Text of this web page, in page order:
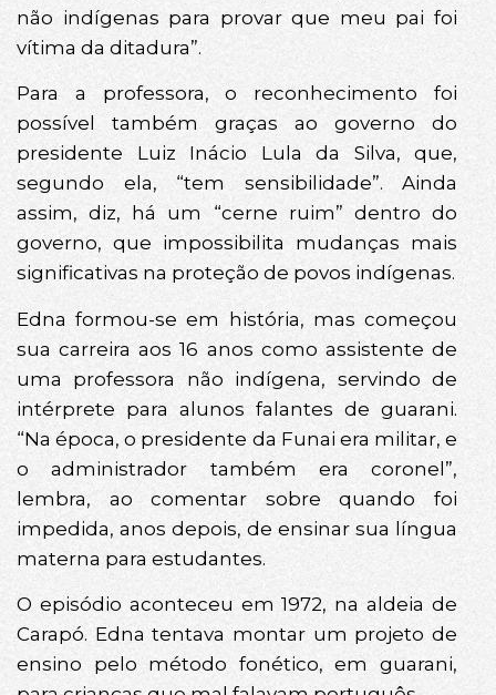
não indígenas para provar que meu pai foi
vítima da ditadura”.
Para a professora, o reconhecimento foi
possível também graças ao governo do
presidente Luiz Inácio Lula da Silva, que,
segundo ela, “tem sensibilidade”. Ainda
assim, diz, há um “cerne ruim” dentro do
governo, que impossibilita mudanças mais
significativas na proteção de povos indígenas.
Edna formou-se em história, mas começou
sua carreira aos 16 anos como assistente de
uma professora não indígena, servindo de
intérprete para alunos falantes de guarani.
“Na época, o presidente da Funai era militar, e
o administrador também era coronel”,
lembra, ao comentar sobre quando foi
impedida, anos depois, de ensinar sua língua
materna para estudantes.
O episódio aconteceu em 1972, na aldeia de
Carapó. Edna tentava montar um projeto de
ensino pelo método fonético, em guarani,